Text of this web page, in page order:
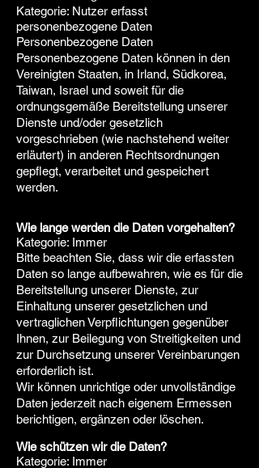
Kategorie: Nutzer erfasst
personenbezogene Daten
Personenbezogene Daten
Personenbezogene Daten können in den
Vereinigten Staaten, in Irland, Südkorea,
Taiwan, Israel und soweit für die
ordnungsgemäße Bereitstellung unserer
Dienste und/oder gesetzlich
vorgeschrieben (wie nachstehend weiter
erläutert) in anderen Rechtsordnungen
gepflegt, verarbeitet und gespeichert
werden.
Wie lange werden die Daten vorgehalten?
Kategorie: Immer
Bitte beachten Sie, dass wir die erfassten
Daten so lange aufbewahren, wie es für die
Bereitstellung unserer Dienste, zur
Einhaltung unserer gesetzlichen und
vertraglichen Verpflichtungen gegenüber
Ihnen, zur Beilegung von Streitigkeiten und
zur Durchsetzung unserer Vereinbarungen
erforderlich ist.
Wir können unrichtige oder unvollständige
Daten jederzeit nach eigenem Ermessen
berichtigen, ergänzen oder löschen.
Wie schützen wir die Daten?
Kategorie: Immer